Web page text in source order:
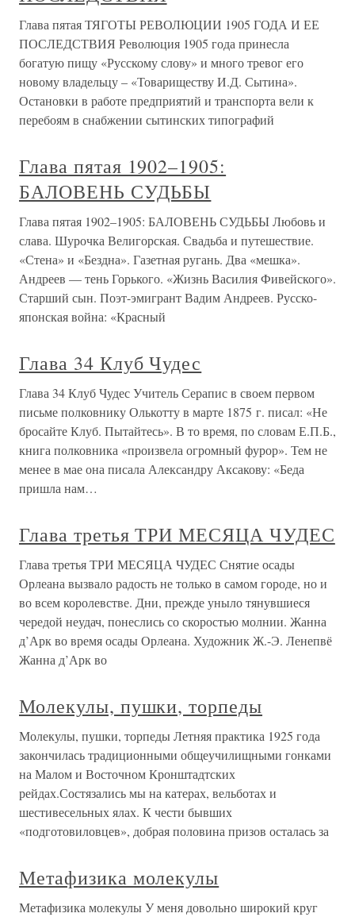
Глава пятая ТЯГОТЫ РЕВОЛЮЦИИ 1905 ГОДА И ЕЕ
ПОСЛЕДСТВИЯ Революция 1905 года принесла
богатую пищу «Русскому слову» и много тревог его
новому владельцу – «Товариществу И.Д. Сытина».
Остановки в работе предприятий и транспорта вели к
перебоям в снабжении сытинских типографий
Глава пятая 1902–1905:
БАЛОВЕНЬ СУДЬБЫ
Глава пятая 1902–1905: БАЛОВЕНЬ СУДЬБЫ Любовь и
слава. Шурочка Велигорская. Свадьба и путешествие.
«Стена» и «Бездна». Газетная ругань. Два «мешка».
Андреев — тень Горького. «Жизнь Василия Фивейского».
Старший сын. Поэт-эмигрант Вадим Андреев. Русско-
японская война: «Красный
Глава 34 Клуб Чудес
Глава 34 Клуб Чудес Учитель Серапис в своем первом
письме полковнику Олькотту в марте 1875 г. писал: «Не
бросайте Клуб. Пытайтесь». В то время, по словам Е.П.Б.,
книга полковника «произвела огромный фурор». Тем не
менее в мае она писала Александру Аксакову: «Беда
пришла нам…
Глава третья ТРИ МЕСЯЦА ЧУДЕС
Глава третья ТРИ МЕСЯЦА ЧУДЕС Снятие осады
Орлеана вызвало радость не только в самом городе, но и
во всем королевстве. Дни, прежде уныло тянувшиеся
чередой неудач, понеслись со скоростью молнии. Жанна
д’Арк во время осады Орлеана. Художник Ж.-Э. Ленепвё
Жанна д’Арк во
Молекулы, пушки, торпеды
Молекулы, пушки, торпеды Летняя практика 1925 года
закончилась традиционными общеучилищными гонками
на Малом и Восточном Кронштадтских
рейдах.Состязались мы на катерах, вельботах и
шестивесельных ялах. К чести бывших
«подготовиловцев», добрая половина призов осталась за
Метафизика молекулы
Метафизика молекулы У меня довольно широкий круг